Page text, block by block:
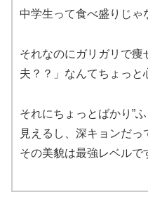
中学生って食べ盛りじゃ
それなのにガリガリで痩
夫？？」なんてちょっと
それにちょっとばかり”
見えるし、深キョンだっ
その美貌は最強レベルで